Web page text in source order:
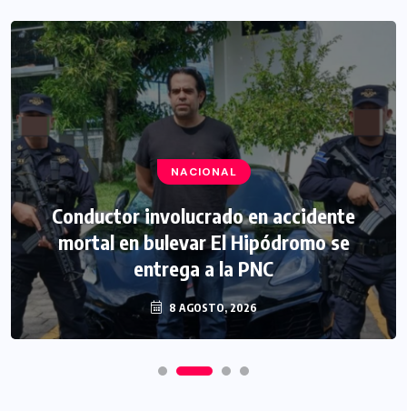
NACIONAL
Conductor involucrado en accidente
mortal en bulevar El Hipódromo se
entrega a la PNC
8 AGOSTO, 2026